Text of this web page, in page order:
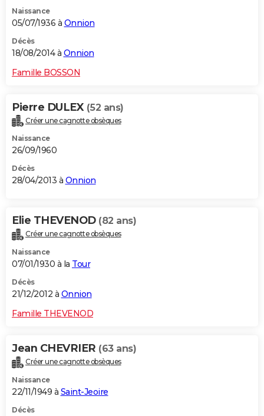
Naissance
05/07/1936 à Onnion
Décès
18/08/2014 à Onnion
Famille BOSSON
Pierre DULEX (52 ans)
Créer une cagnotte obsèques
Naissance
26/09/1960
Décès
28/04/2013 à Onnion
Elie THEVENOD (82 ans)
Créer une cagnotte obsèques
Naissance
07/01/1930 à la Tour
Décès
21/12/2012 à Onnion
Famille THEVENOD
Jean CHEVRIER (63 ans)
Créer une cagnotte obsèques
Naissance
22/11/1949 à Saint-Jeoire
Décès